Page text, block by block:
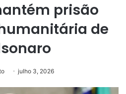
prisão
de
julho 3, 2026